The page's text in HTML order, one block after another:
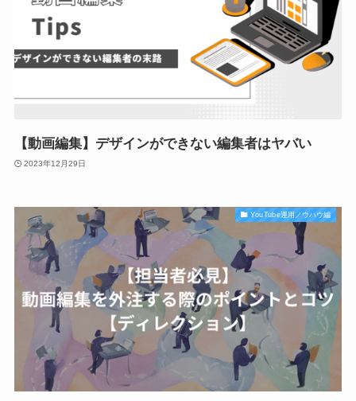
【動画編集】デザインができない編集者はヤバい
2023年12月29日
YouTube運用ノウハウ編